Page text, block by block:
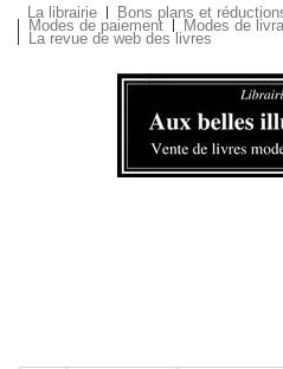
La librairie Bons plans et
Modes de paiement Modes de
La revue de web des livres